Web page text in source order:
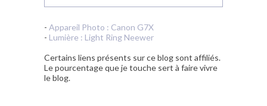
- Appareil Photo : Canon G7X
- Lumière : Light Ring Neewer
Certains liens présents sur ce blog sont affiliés.
Le pourcentage que je touche sert à faire vivre
le blog.